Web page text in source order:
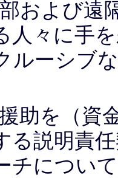
および遠
人々に手
ルーシブ
助を（資
る説明責
チについ